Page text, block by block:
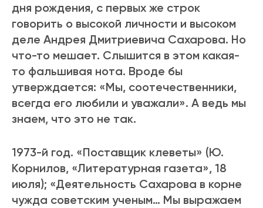
дня рождения, с первых же строк
говорить о высокой личности и высоком
деле Андрея Дмитриевича Сахарова. Но
что-то мешает. Слышится в этом какая-
то фальшивая нота. Вроде бы
утверждается: «Мы, соотечественники,
всегда его любили и уважали». А ведь мы
знаем, что это не так.
1973-й год. «Поставщик клеветы» (Ю.
Корнилов, «Литературная газета», 18
июля); «Деятельность Сахарова в корне
чужда советским ученым… Мы выражаем